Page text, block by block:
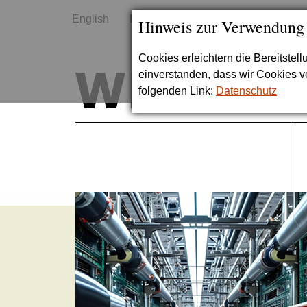
Hinweis zur
Cookies erleichtern die
einverstanden, dass wir Cookies
folgenden Link: Datenschutz
English